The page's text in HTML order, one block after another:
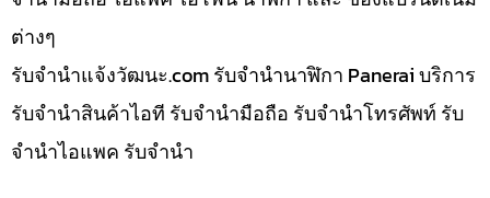
ต่างๆ
รับจํานําแจ้งวัฒนะ.com รับจำนำนาฬิกา Panerai บริการ
รับจำนำสินค้าไอที รับจำนำมือถือ รับจำนำโทรศัพท์ รับ
จำนำไอแพค รับจำนำ